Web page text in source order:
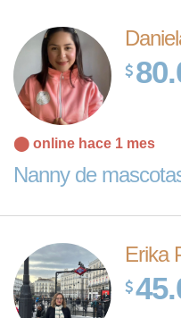
⬤ online hace 1 mes
Nanny de
Erika